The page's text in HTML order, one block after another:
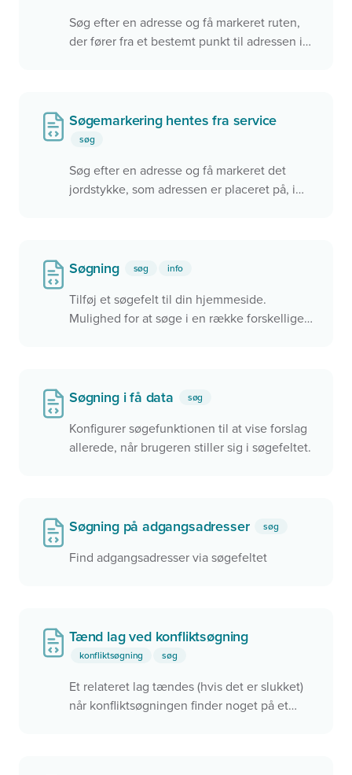
servicen skal bruges.
Søg efter en adresse og få markeret ruten,
der fører fra et bestemt punkt til adressen i
Søgemarkering hentes fra service
søg
Søg efter en adresse og få markeret det
jordstykke, som adressen er placeret på, i
Søgning søg info
Tilføj et søgefelt til din hjemmeside.
Mulighed for at søge i en række forskellige
Søgning i få data søg
Konfigurer søgefunktionen til at vise forslag
allerede, når brugeren stiller sig i søgefeltet.
Søgning på adgangsadresser søg
Find adgangsadresser via søgefeltet
Tænd lag ved konfliktsøgning
konfliktsøgning søg
Et relateret lag tændes (hvis det er slukket)
når konfliktsøgningen finder noget på et